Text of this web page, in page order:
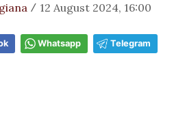
/ 12 August 2024, 16:00
Whatsapp Telegram